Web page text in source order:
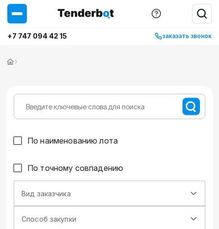
+7 747 094 42 15 заказать звонок
›
По наименованию лота
По точному совпадению
Вид заказчика
Способ закупки